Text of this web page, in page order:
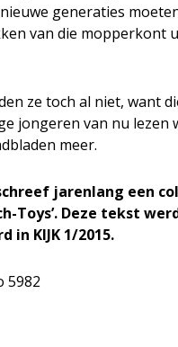
generaties
van die mopperkont
ze toch al niet, want
jongeren van nu lezen
meer.
jarenlang een
Toys’. Deze tekst
in KIJK 1/2015.
5982